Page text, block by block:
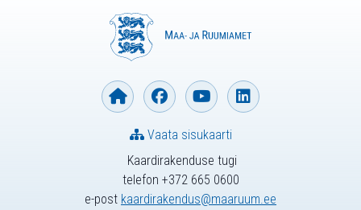
Kaardirakenduse tugi
telefon +372 665 0600
e-post kaardirakendus@maaruum.ee
Vaata sisukaarti